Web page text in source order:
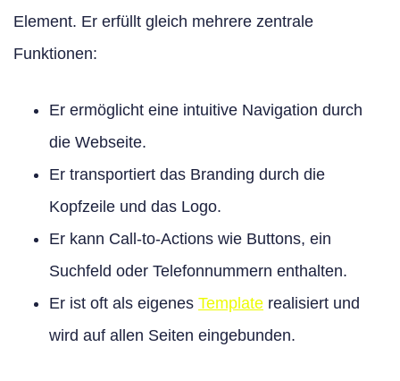
Element. Er erfüllt gleich mehrere zentrale
Funktionen:
Er ermöglicht eine intuitive Navigation durch
die Webseite.
Er transportiert das Branding durch die
Kopfzeile und das Logo.
Er kann Call-to-Actions wie Buttons, ein
Suchfeld oder Telefonnummern enthalten.
Er ist oft als eigenes Template realisiert und
wird auf allen Seiten eingebunden.